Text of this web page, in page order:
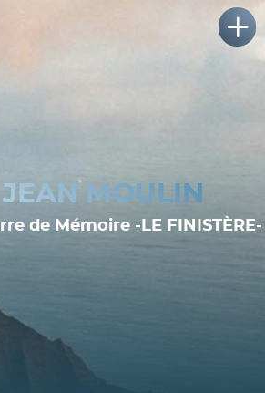
JEAN MOULIN
de Mémoire -LE FINISTÈRE-